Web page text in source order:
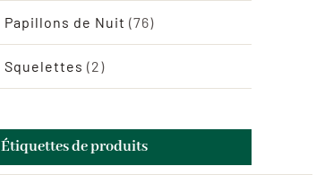
Papillons de Nuit (76)
Squelettes (2)
Étiquettes de produits